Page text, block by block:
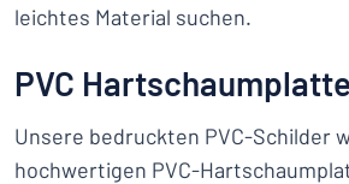
leichtes Material suchen.
PVC
Unsere bedruckten PVC-Schilder
hochwertigen PVC-